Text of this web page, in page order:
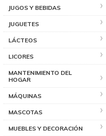
JUGOS Y BEBIDAS
JUGUETES
LÁCTEOS
LICORES
MANTENIMIENTO DEL
HOGAR
MÁQUINAS
MASCOTAS
MUEBLES Y DECORACIÓN